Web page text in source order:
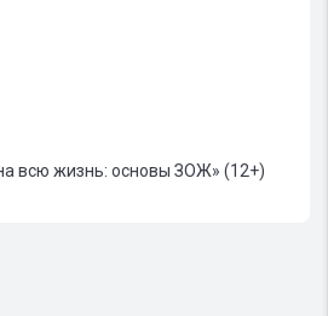
всю жизнь: основы ЗОЖ» (12+)